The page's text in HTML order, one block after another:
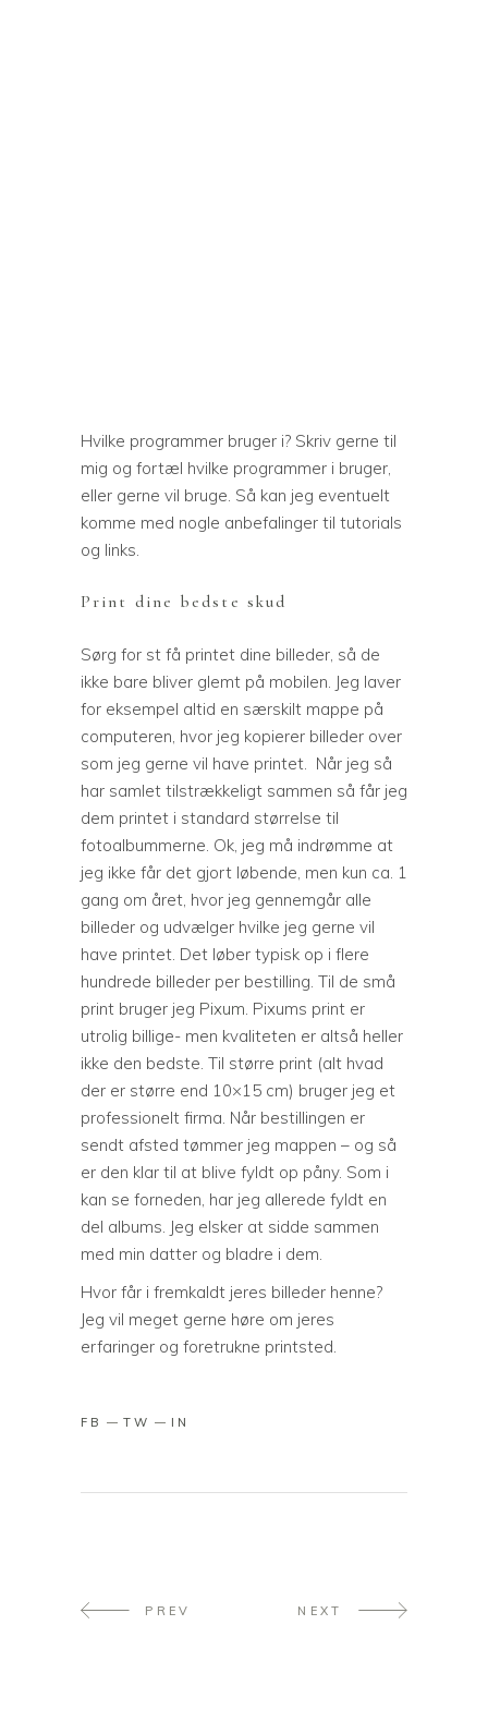
Hvilke programmer bruger i? Skriv gerne til
mig og fortæl hvilke programmer i bruger,
eller gerne vil bruge. Så kan jeg eventuelt
komme med nogle anbefalinger til tutorials
og links.
Print dine bedste skud
Sørg for st få printet dine billeder, så de
ikke bare bliver glemt på mobilen. Jeg laver
for eksempel altid en særskilt mappe på
computeren, hvor jeg kopierer billeder over
som jeg gerne vil have printet. Når jeg så
har samlet tilstrækkeligt sammen så får jeg
dem printet i standard størrelse til
fotoalbummerne. Ok, jeg må indrømme at
jeg ikke får det gjort løbende, men kun ca. 1
gang om året, hvor jeg gennemgår alle
billeder og udvælger hvilke jeg gerne vil
have printet. Det løber typisk op i flere
hundrede billeder per bestilling. Til de små
print bruger jeg Pixum. Pixums print er
utrolig billige- men kvaliteten er altså heller
ikke den bedste. Til større print (alt hvad
der er større end 10×15 cm) bruger jeg et
professionelt firma. Når bestillingen er
sendt afsted tømmer jeg mappen – og så
er den klar til at blive fyldt op påny. Som i
kan se forneden, har jeg allerede fyldt en
del albums. Jeg elsker at sidde sammen
med min datter og bladre i dem.
Hvor får i fremkaldt jeres billeder henne?
Jeg vil meget gerne høre om jeres
erfaringer og foretrukne printsted.
FB TW IN
PREV NEXT